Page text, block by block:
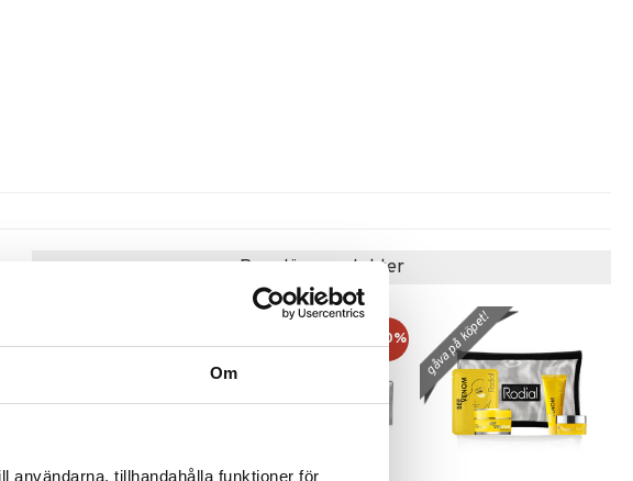
Om
användarna, tillhandahålla funktioner för
Populära produkter
kampanj -20% gåva på köpet!